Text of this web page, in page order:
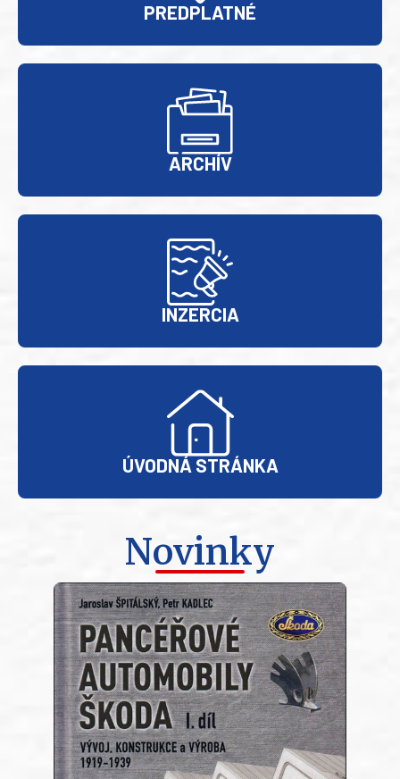
PREDPLATNÉ
ARCHÍV
INZERCIA
ÚVODNÁ STRÁNKA
Novinky